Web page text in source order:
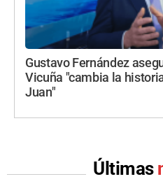
Gustavo Fernández
Vicuña "cambia la
Juan"
Últimas